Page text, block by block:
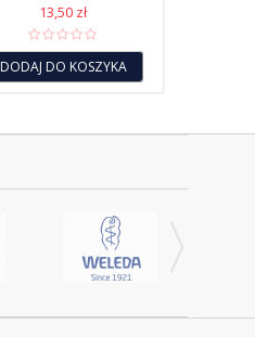
13,50 zł
DODAJ DO KOSZYKA